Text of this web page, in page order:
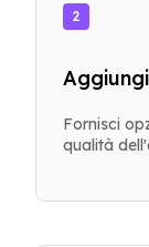
2
Fornisci
qualità